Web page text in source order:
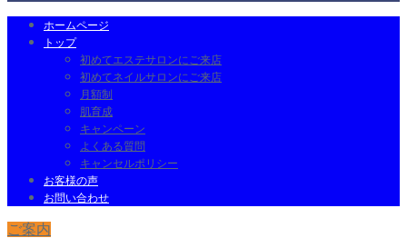
ホームページ
トップ
初めてエステサロンにご来店
初めてネイルサロンにご来店
月額制
肌育成
キャンペーン
よくある質問
キャンセルポリシー
お客様の声
お問い合わせ
ご案内